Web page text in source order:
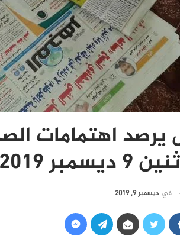
اهتمامات
2019
في ديسمبر 9, 2019